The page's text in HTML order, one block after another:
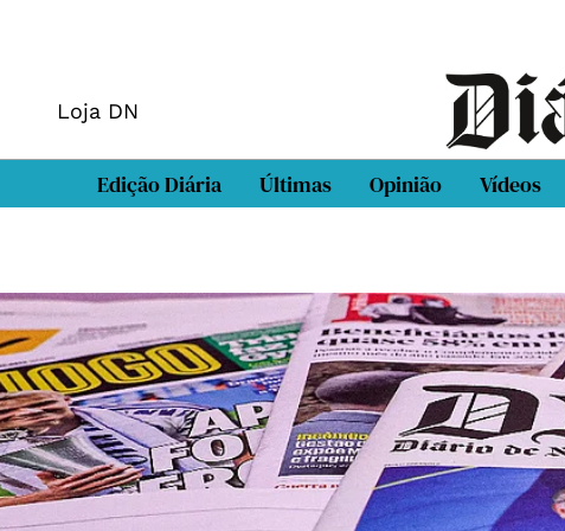
Loja DN
Edição Diária Últimas Opinião Vídeos